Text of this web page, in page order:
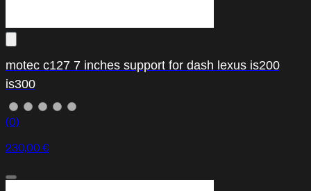
motec c127 7 inches support for dash lexus is200
is300
(0)
230,00 €